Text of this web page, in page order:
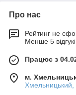
Про нас
Рейтинг не
Менше 5
Працює з
м.
Хмельницький,